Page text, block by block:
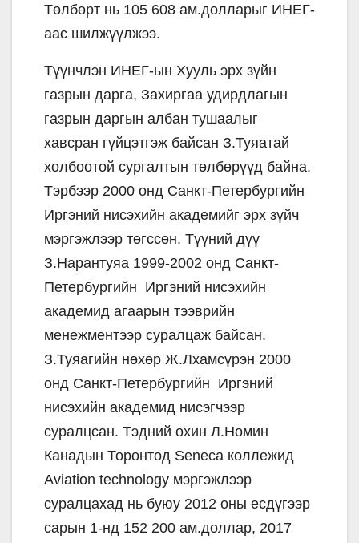
Төлбөрт нь 105 608 ам.долларыг ИНЕГ-
аас шилжүүлжээ.
Түүнчлэн ИНЕГ-ын Хууль эрх зүйн
газрын дарга, Захиргаа удирдлагын
газрын даргын албан тушаалыг
хавсран гүйцэтгэж байсан З.Туяатай
холбоотой сургалтын төлбөрүүд байна.
Тэрбээр 2000 онд Санкт-Петербургийн
Иргэний нисэхийн академийг эрх зүйч
мэргэжлээр төгссөн. Түүний дүү
З.Нарантуяа 1999-2002 онд Санкт-
Петербургийн Иргэний нисэхийн
академид агаарын тээврийн
менежментээр суралцаж байсан.
З.Туяагийн нөхөр Ж.Лхамсүрэн 2000
онд Санкт-Петербургийн Иргэний
нисэхийн академид нисэгчээр
суралцсан. Тэдний охин Л.Номин
Канадын Торонтод Seneca коллежид
Aviation technology мэргэжлээр
суралцахад нь буюу 2012 оны есдүгээр
сарын 1-нд 152 200 ам.доллар, 2017